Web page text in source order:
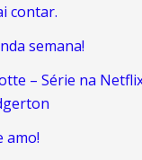
contar.
semana!
– Série na
amo!